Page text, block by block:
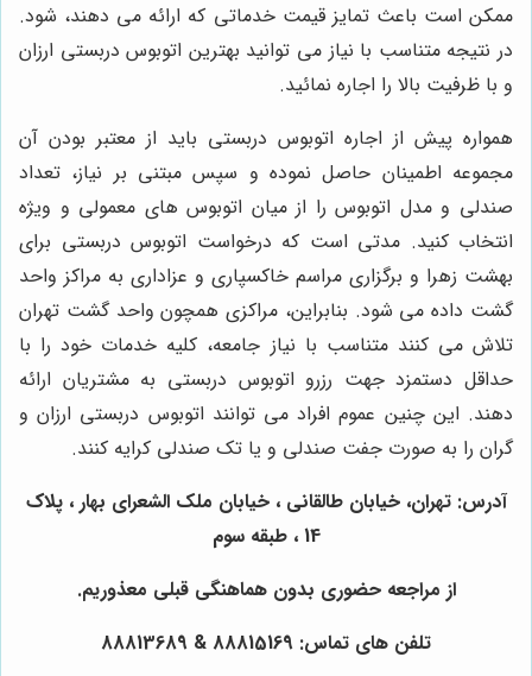
ممکن است باعث تمایز قیمت خدماتی که ارائه می دهند، شود.
در نتیجه متناسب با نیاز می توانید بهترین اتوبوس دربستی ارزان
و با ظرفیت بالا را اجاره نمائید.
همواره پیش از اجاره اتوبوس دربستی باید از معتبر بودن آن
مجموعه اطمینان حاصل نموده و سپس مبتنی بر نیاز، تعداد
صندلی و مدل اتوبوس را از میان اتوبوس های معمولی و ویژه
انتخاب کنید. مدتی است که درخواست اتوبوس دربستی برای
بهشت زهرا و برگزاری مراسم خاکسپاری و عزاداری به مراکز واحد
گشت داده می شود. بنابراین، مراکزی همچون واحد گشت تهران
تلاش می کنند متناسب با نیاز جامعه، کلیه خدمات خود را با
حداقل دستمزد جهت رزرو اتوبوس دربستی به مشتریان ارائه
دهند. این چنین عموم افراد می توانند اتوبوس دربستی ارزان و
گران را به صورت جفت صندلی و یا تک صندلی کرایه کنند.
آدرس: تهران، خیابان طالقانی ، خیابان ملک الشعرای بهار ، پلاک
14 ، طبقه سوم
از مراجعه حضوری بدون هماهنگی قبلی معذوریم.
تلفن های تماس: 88815169 & 88813689